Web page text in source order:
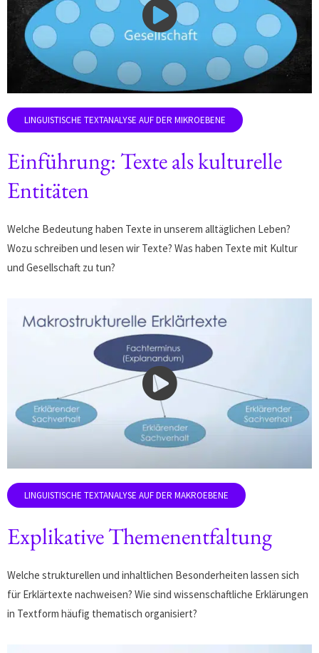
Einführung: Texte als kulturelle
Entitäten
Welche Bedeutung haben Texte in unserem alltäglichen Leben?
Wozu schreiben und lesen wir Texte? Was haben Texte mit Kultur
und Gesellschaft zu tun?
Explikative Themenentfaltung
Welche strukturellen und inhaltlichen Besonderheiten lassen sich
für Erklärtexte nachweisen? Wie sind wissenschaftliche Erklärungen
in Textform häufig thematisch organisiert?